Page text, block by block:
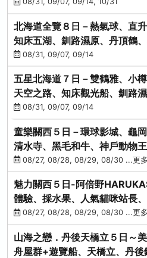
北海道全覽８日－熱氣球、直
知床五湖、釧路濕原、丹頂鶴
爺花火、螃蟹懷石料理
08/31, 09/07, 09/14
五星北海道７日－雙鶴雅、小
天空之路、知床觀光船、釧路
冰硝子館DIY玻璃杯
08/31, 09/07, 09/14
童樂關西５日－環球影城、龜
清水寺、黑毛和牛、神戶動物
08/27, 08/28, 08/29, 08/30 ...更
魅力關西５日-阿倍野
體驗、採水果、人氣貓咪站長
輪、水上巴士
08/27, 08/28, 08/29, 08/30 ...更
山海之戀．丹後天橋立５日～
舟屋群+遊覽船、天橋立、丹後